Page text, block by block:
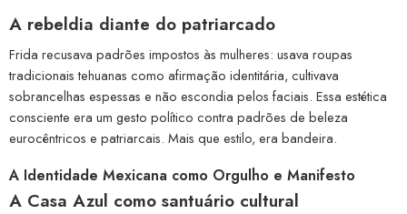
A rebeldia diante do patriarcado
Frida recusava padrões impostos às mulheres: usava roupas
tradicionais tehuanas como afirmação identitária, cultivava
sobrancelhas espessas e não escondia pelos faciais. Essa estética
consciente era um gesto político contra padrões de beleza
eurocêntricos e patriarcais. Mais que estilo, era bandeira.
A Identidade Mexicana como Orgulho e Manifesto
A Casa Azul como santuário cultural